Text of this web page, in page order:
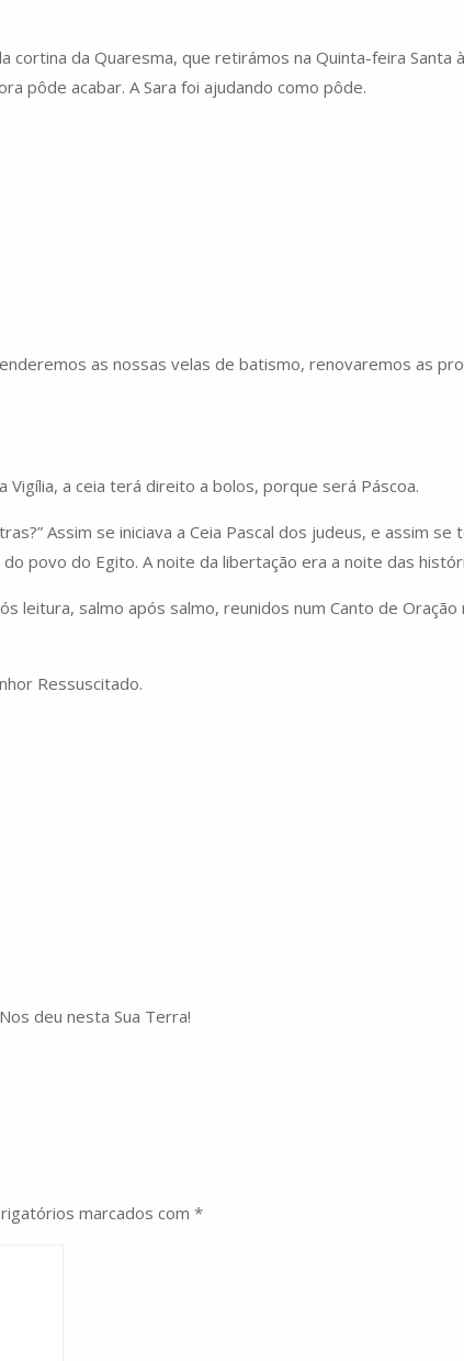
cortina da Quaresma, que retirámos na Quinta-feira
pôde acabar. A Sara foi ajudando como pôde.
as nossas velas de batismo, renovaremos as
a ceia terá direito a bolos, porque será Páscoa.
Assim se iniciava a Ceia Pascal dos judeus, e assim
povo do Egito. A noite da libertação era a noite das
leitura, salmo após salmo, reunidos num Canto de
Ressuscitado.
deu nesta Sua Terra!
marcados com *